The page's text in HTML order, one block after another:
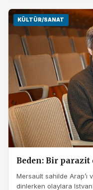
KÜLTÜR/SANAT
Beden: Bir
Mersault sahilde Arap’ı
dinlerken olaylara